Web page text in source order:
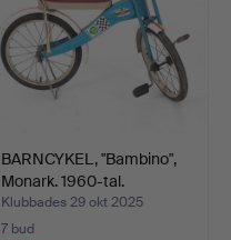
BARNCYKEL, "Bambino",
Monark. 1960-tal.
Klubbades 29 okt 2025
7 bud